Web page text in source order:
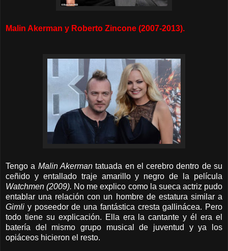
Malin Akerman y Roberto Zincone (2007-2013).
Tengo a Malin Akermantatuada en el cerebro dentro de su
ceñido y entallado traje amarillo y negro de la película
Watchmen (2009). No me explico como la sueca actriz pudo
entablar una relación con un hombre de estatura similar a
Gimli y poseedor de una fantástica cresta gallinácea. Pero
todo tiene su explicación. Ella era la cantante y él era el
batería del mismo grupo musical de juventud y ya los
opiáceos hicieron el resto.